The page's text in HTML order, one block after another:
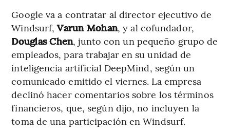
Google va a contratar al director ejecutivo de
Windsurf,Varun Mohan, y al cofundador,
Douglas Chen, junto con un pequeño grupo de
empleados, para trabajar en su unidad de
inteligencia artificial DeepMind, según un
comunicado emitido el viernes. La empresa
declinó hacer comentarios sobre los términos
financieros, que, según dijo, no incluyen la
toma de una participación en Windsurf.